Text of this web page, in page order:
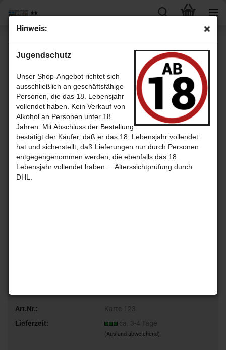
Hinweis:
Jugendschutz
Unser Shop-Angebot richtet sich
ausschließlich an geschäftsfähige
Personen, die das 18. Lebensjahr
vollendet haben. Kein Verkauf von
Alkohol an Personen unter 18
Jahren. Mit Abschluss der Bestellung
bestätigt der Käufer, daß er das 18. Lebensjahr vollendet
hat und sicherstellt, daß Lieferungen nur durch Personen
entgegengenommen werden, die ebenfalls das 18.
Lebensjahr vollendet haben ... Alterssichtprüfung durch
DHL.
« Erster « zurück weiter »
Letzter »
23Artikel in dieser Kategorie
Bruichladdich Distillery - Postkarte
Art.Nr.:
Karte-123
Lieferzeit:
ca. 3-4 Tage
(Ausland abweichend)